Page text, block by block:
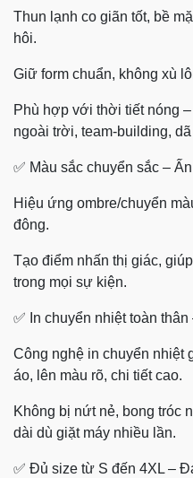
Thun lạnh co giãn tốt, bề
hôi.
Giữ form chuẩn, không xù
Phù hợp với thời tiết nóng
ngoài trời, team-building, dã
✅ Màu sắc chuyển sắc –
Hiệu ứng ombre/chuyển
đông.
Tạo điểm nhấn thị giác,
trong mọi sự kiện.
✅ In chuyển nhiệt toàn
Công nghệ in chuyển nhiệt
áo, lên màu rõ, chi tiết cao.
Không bị nứt nẻ, bong tróc
dài dù giặt máy nhiều lần.
✅ Đủ size từ S đến 4XL –